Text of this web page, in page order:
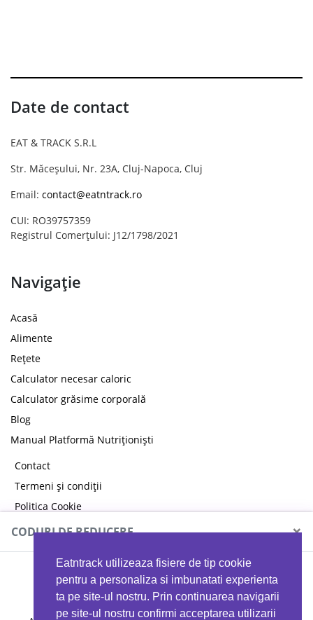
Eatntrack utilizeaza fisiere de tip cookie
pentru a personaliza si imbunatati experienta
ta pe site-ul nostru. Prin continuarea navigarii
pe site-ul nostru confirmi acceptarea utilizarii
Date de contact
EAT & TRACK S.R.L
Str. Măceșului, Nr. 23A, Cluj-Napoca, Cluj
Email: contact@eatntrack.ro
CUI: RO39757359
Registrul Comerțului: J12/1798/2021
Navigație
Acasă
Alimente
Rețete
Calculator necesar caloric
Calculator grăsime corporală
Blog
Manual Platformă Nutriționiști
Contact
Termeni și condiții
Politica Cookie
Politica de confidențialitate
CODURI DE REDUCERE ×
MYPROTEIN